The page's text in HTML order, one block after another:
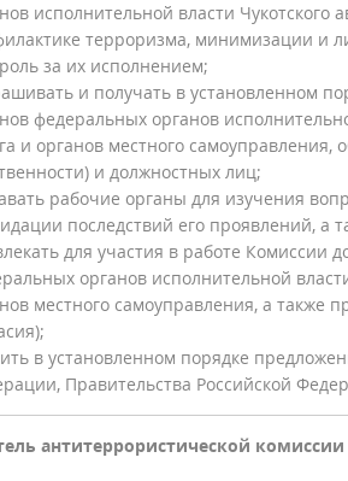
исполнительной власти Чукотского
терроризма, минимизации и
за их исполнением;
и получать в установленном
федеральных органов
и органов местного
и должностных лиц;
рабочие органы для изучения
последствий его проявлений, а
для участия в работе Комиссии
органов исполнительной
местного самоуправления, а также
в установленном порядке
Правительства Российской
антитеррористической